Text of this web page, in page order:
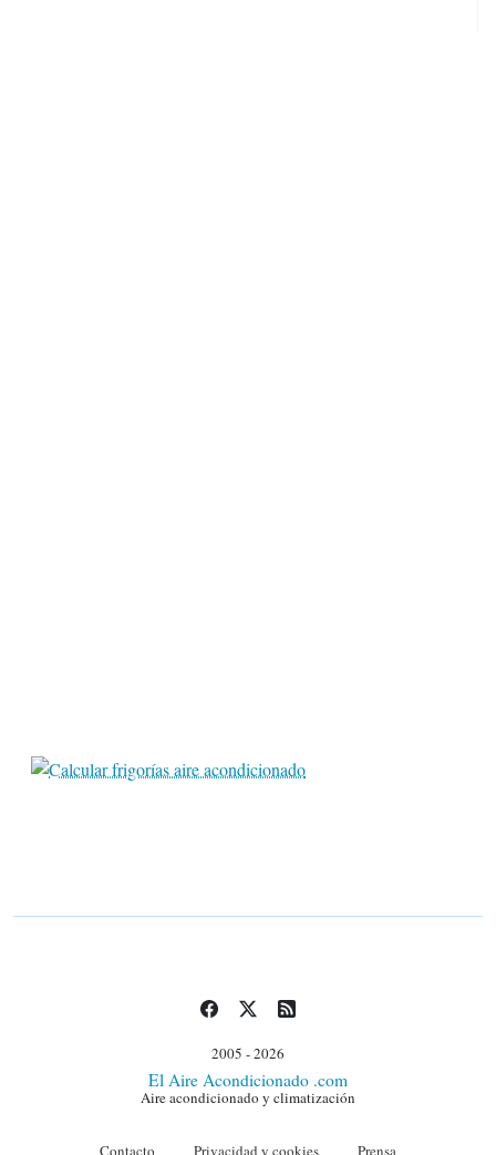
2005 - 2026
El Aire Acondicionado .com
Aire acondicionado y climatización
Contacto Privacidad y cookies Prensa